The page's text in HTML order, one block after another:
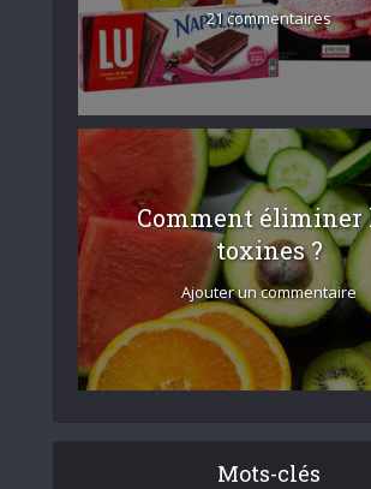
21 commentaires
Comment éliminer
toxines ?
Ajouter un commentaire
Mots-clés